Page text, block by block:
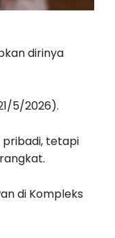
dirinya
5/2026).
tetapi
di Kompleks